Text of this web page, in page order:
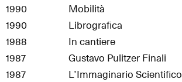
1990
Mobilità
1990
Librografica
1988
In cantiere
1987
Gustavo Pulitzer Finali
1987
L’Immaginario Scientifico